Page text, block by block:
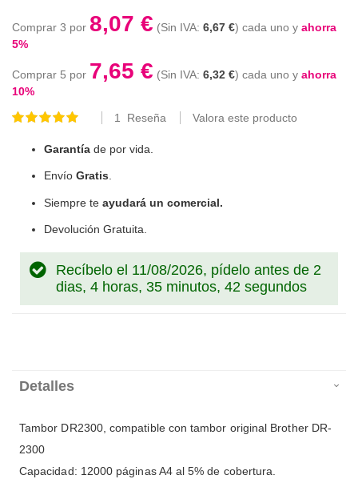
Comprar 3 por 8,07 € 6,67 € cada uno y ahorra
5%
Comprar 5 por 7,65 € 6,32 € cada uno y ahorra
10%
Valoración:
1 Reseña Valora este producto
Garantía de por vida.
Envío Gratis.
Siempre te ayudará un comercial.
Devolución Gratuita.
Recíbelo el 11/08/2026, pídelo antes de 2
dias, 4 horas, 35 minutos, 42 segundos
Detalles
Tambor DR2300, compatible con tambor original Brother DR-
2300
Capacidad: 12000 páginas A4 al 5% de cobertura.